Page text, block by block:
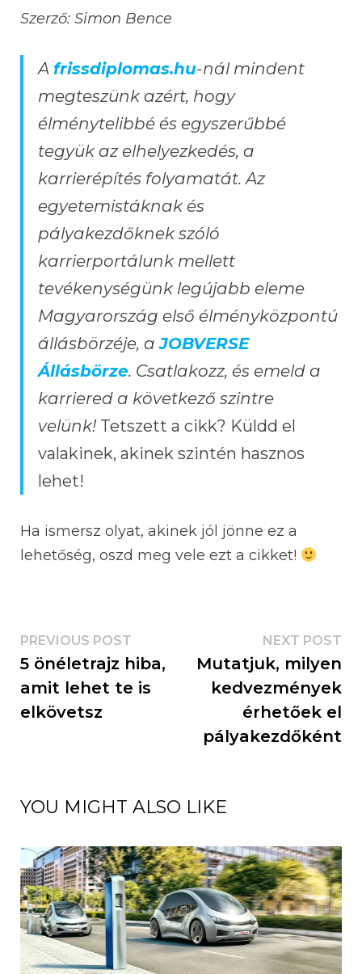
Szerző: Simon Bence
A frissdiplomas.hu-nál mindent
megteszünk azért, hogy
élménytelibbé és egyszerűbbé
tegyük az elhelyezkedés, a
karrierépítés folyamatát. Az
egyetemistáknak és
pályakezdőknek szóló
karrierportálunk mellett
tevékenységünk legújabb eleme
Magyarország első élményközpontú
állásbörzéje, aJOBVERSE
Állásbörze. Csatlakozz, és emeld a
karriered a következő szintre
velünk! Tetszett a cikk? Küldd el
valakinek, akinek szintén hasznos
lehet!
Ha ismersz olyat, akinek jól jönne ez a
lehetőség, oszd meg vele ezt a cikket!
PREVIOUS POST
5 önéletrajz hiba,
amit lehet te is
elkövetsz
NEXT POST
Mutatjuk, milyen
kedvezmények
érhetőek el
pályakezdőként
YOU MIGHT ALSO LIKE